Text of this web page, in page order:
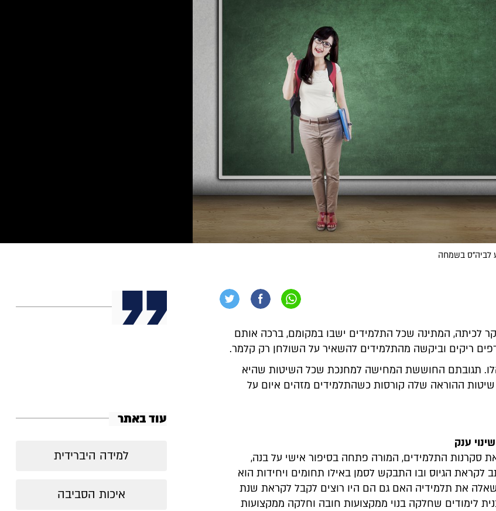
לביה"ס בשמחה
לכיתה, המתינה שכל התלמידים ישבו במקומם, ברכה אותם
ריקים וביקשה מהתלמידים להשאיר על השולחן רק קלמר.
תגובתם החוששת המחישה למחנכת שכל השיטות שהיא
שיטות ההוראה שלה קורסות כשהתלמידים מזהים איום על
ענק
את סקרנות התלמידים, המורה פתחה בסיפור אישי על בנה,
הגיוס ובו התבקש לסמן באילו תחומים ויחידות הוא
שאלה את תלמידיה האם גם הם היו רוצים לקבל לקראת שנת
לימודים שחלקה בנוי ממקצועות חובה וחלקה ממקצועות
עוד באתר
למידה היברידית
איכות הסביבה